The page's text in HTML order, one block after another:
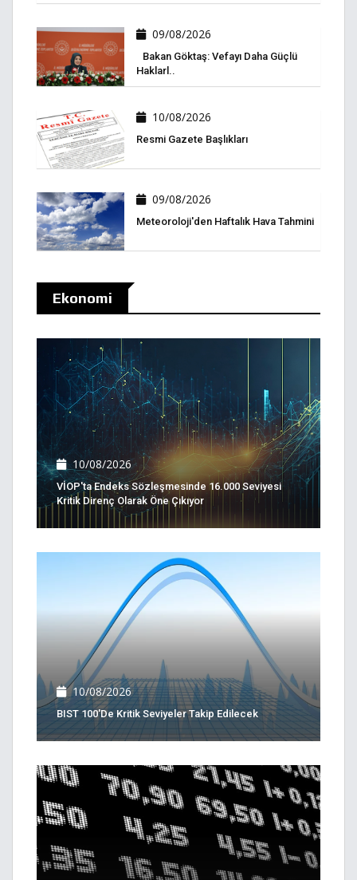
09/08/2026
Bakan Göktaş: Vefayı Daha Güçlü
Haklarl..
10/08/2026
Resmi Gazete Başlıkları
09/08/2026
Meteoroloji'den Haftalık Hava Tahmini
Ekonomi
10/08/2026
VİOP'ta Endeks Sözleşmesinde 16.000 Seviyesi
Kritik Direnç Olarak Öne Çıkıyor
10/08/2026
BIST 100'de Kritik Seviyeler Takip Edilecek